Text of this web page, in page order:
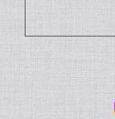
りも良く、あの